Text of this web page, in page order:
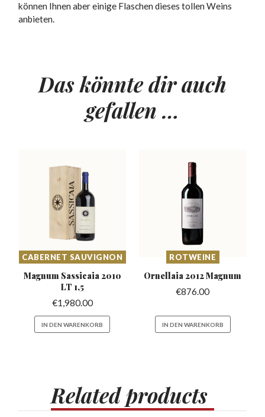
können Ihnen aber einige Flaschen dieses tollen Weins
anbieten.
Das könnte dir auch
gefallen …
CABERNET SAUVIGNON
Magnum Sassicaia 2010
LT 1,5
€1,980.00
IN DEN WARENKORB
ROTWEINE
Ornellaia 2012Magnum
€876.00
IN DEN WARENKORB
Relatedproducts